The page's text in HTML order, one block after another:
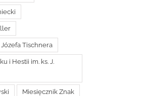
Tischnera
i Hestii im. ks. J.
Miesięcznik Znak